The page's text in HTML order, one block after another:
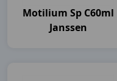
Motilium Sp C60ml
Janssen